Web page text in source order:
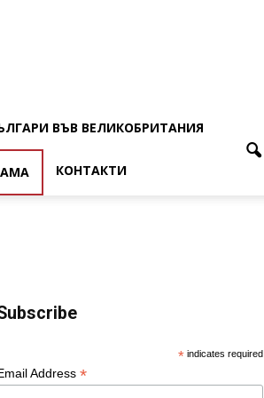
ВЪВ ВЕЛИКОБРИТАНИЯ
КОНТАКТИ
* indicates required
Address *